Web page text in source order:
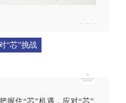
“芯”挑战
握住“芯”机遇，应对“芯”